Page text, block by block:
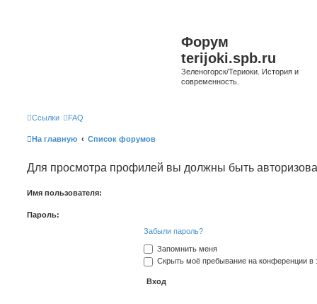
Форум
terijoki.spb.ru
Зеленогорск/Териоки. История и
современность.
Ссылки FAQ
На главную Список форумов
Для просмотра профилей вы должны быть
Имя пользователя:
Пароль:
Забыли пароль?
Запомнить меня
Скрыть моё пребывание на конференции в